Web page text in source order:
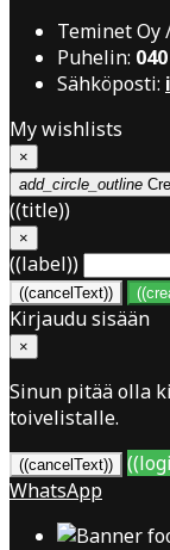
Teminet Oy
Puhelin:
Sähköposti:
My wishlists
×
add_circle_outline
((title))
×
((label))
((cancelText))
Kirjaudu sisään
×
Sinun pitää olla
toivelistalle.
((cancelText))
WhatsApp